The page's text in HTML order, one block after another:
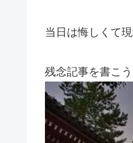
当日は悔しくて
残念記事を書こ